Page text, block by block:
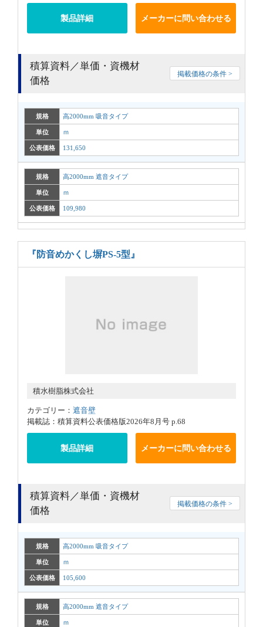
製品詳細 メーカーに問い合わせる
積算資料／単価・資機材
価格
掲載価格の条件 >
規格 高2000mm 吸音タイプ
単位 ｍ
公表価格 131,650
規格 高2000mm 遮音タイプ
単位 ｍ
公表価格 109,980
『防音めかくし塀PS-5型』
積水樹脂株式会社
カテゴリー： 遮音壁
掲載誌：積算資料公表価格版2026年8月号 p.68
製品詳細 メーカーに問い合わせる
積算資料／単価・資機材
価格
掲載価格の条件 >
規格 高2000mm 吸音タイプ
単位 ｍ
公表価格 105,600
規格 高2000mm 遮音タイプ
単位 ｍ